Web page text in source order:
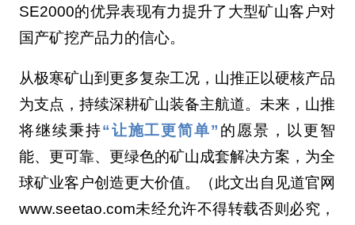
SE2000的优异表现有力提升了大型矿山客户对
国产矿挖产品力的信心。
从极寒矿山到更多复杂工况，山推正以硬核产品
为支点，持续深耕矿山装备主航道。未来，山推
将继续秉持“让施工更简单” 的愿景，以更智
能、更可靠、更绿色的矿山成套解决方案，为全
球矿业客户创造更大价值。（此文出自见道官网
www.seetao.com未经允许不得转载否则必究，